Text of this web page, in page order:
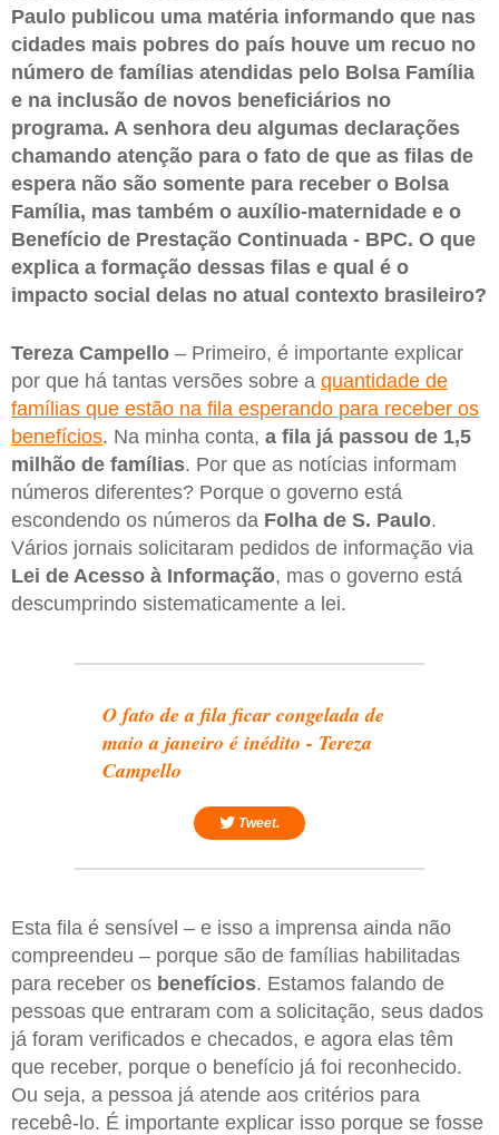
Paulo publicou uma matéria informando que nas
cidades mais pobres do país houve um recuo no
número de famílias atendidas pelo Bolsa Família
e na inclusão de novos beneficiários no
programa. A senhora deu algumas declarações
chamando atenção para o fato de que as filas de
espera não são somente para receber o Bolsa
Família, mas também o auxílio-maternidade e o
Benefício de Prestação Continuada - BPC. O que
explica a formação dessas filas e qual é o
impacto social delas no atual contexto brasileiro?
Tereza Campello – Primeiro, é importante explicar
por que há tantas versões sobre a quantidade de
famílias que estão na fila esperando para receber os
benefícios. Na minha conta, a fila já passou de 1,5
milhão de famílias. Por que as notícias informam
números diferentes? Porque o governo está
escondendo os números da Folha de S. Paulo.
Vários jornais solicitaram pedidos de informação via
Lei de Acesso à Informação, mas o governo está
descumprindo sistematicamente a lei.
O fato de a fila ficar congelada de
maio a janeiro é inédito - Tereza
Campello
Tweet.
Esta fila é sensível – e isso a imprensa ainda não
compreendeu – porque são de famílias habilitadas
para receber os benefícios. Estamos falando de
pessoas que entraram com a solicitação, seus dados
já foram verificados e checados, e agora elas têm
que receber, porque o benefício já foi reconhecido.
Ou seja, a pessoa já atende aos critérios para
recebê-lo. É importante explicar isso porque se fosse